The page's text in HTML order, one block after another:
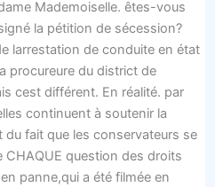
Mademoiselle. êtes-vous
la pétition de sécession?
larrestation de conduite en état
procureure du district de
cest différent. En réalité. par
continuent à soutenir la
fait que les conservateurs se
question des droits
panne,qui a été filmée en